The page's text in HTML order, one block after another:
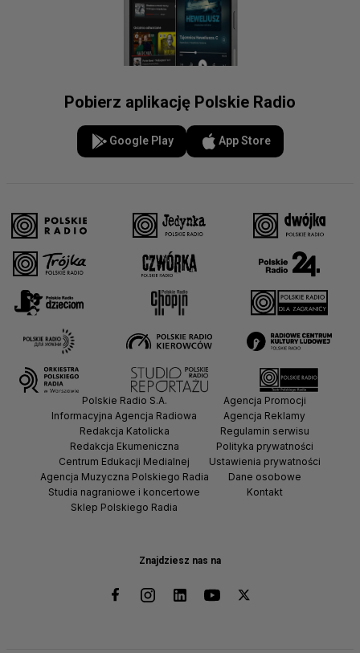
Pobierz aplikację Polskie Radio
Google Play App Store
Znajdziesz nas na
Polskie Radio S.A.
Informacyjna Agencja Radiowa
Redakcja Katolicka
Redakcja Ekumeniczna
Centrum Edukacji Medialnej
Agencja Muzyczna Polskiego Radia
Studia nagraniowe i koncertowe
Sklep Polskiego Radia
Agencja Promocji
Agencja Reklamy
Regulamin serwisu
Polityka prywatności
Ustawienia prywatności
Dane osobowe
Kontakt